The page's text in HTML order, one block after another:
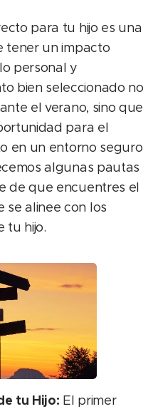
para tu hijo es una
tener un impacto
personal y
bien seleccionado no
el verano, sino que
para el
en un entorno seguro
algunas pautas
de que encuentres el
alinee con los
tu hijo.
tu Hijo: El primer